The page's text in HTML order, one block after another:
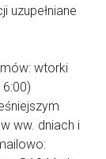
uzupełniane
wtorki
ww. dniach i